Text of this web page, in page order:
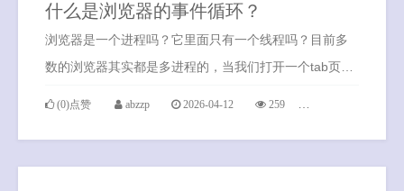
什么是浏览器的事件循环？
浏览器是一个进程吗？它里面只有一个线程吗？目前多
数的浏览器其实都是多进程的，当我们打开一个tab页面
(0)点赞 abzzp 2026-04-12 259